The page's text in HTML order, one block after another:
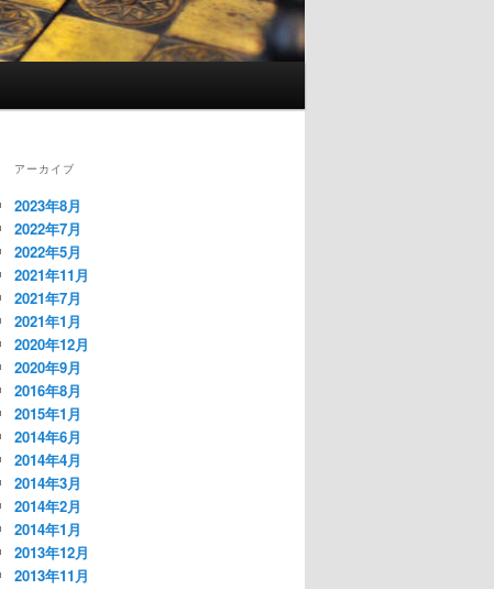
アーカイブ
2023年8月
2022年7月
2022年5月
2021年11月
2021年7月
2021年1月
2020年12月
2020年9月
2016年8月
2015年1月
2014年6月
2014年4月
2014年3月
2014年2月
2014年1月
2013年12月
2013年11月